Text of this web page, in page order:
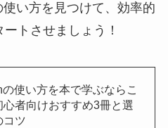
い方を見つけて、効率的
トさせましょう！
使い方を本で学ぶならこ
心者向けおすすめ3冊と選
コツ